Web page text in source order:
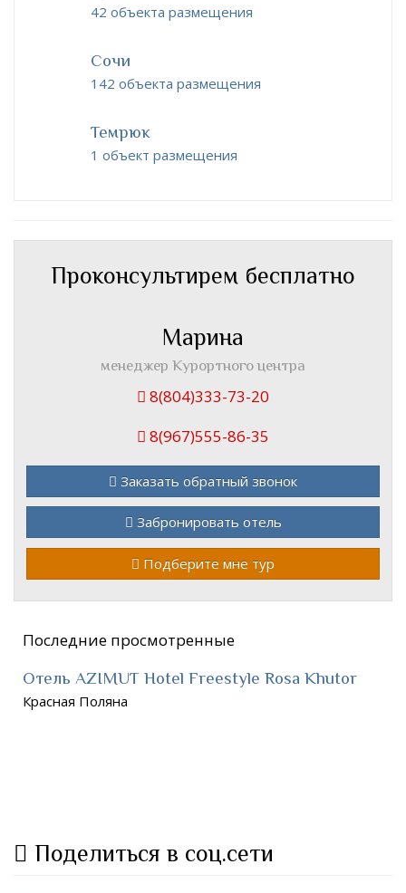
42 объекта размещения
Сочи
142 объекта размещения
Темрюк
1 объект размещения
Проконсультирем бесплатно
Марина
менеджер Курортного центра
8(804)333-73-20
8(967)555-86-35
Заказать обратный звонок
Забронировать отель
Подберите мне тур
Последние просмотренные
Отель AZIMUT Hotel Freestyle Rosa Khutor
Красная Поляна
Поделиться в соц.сети